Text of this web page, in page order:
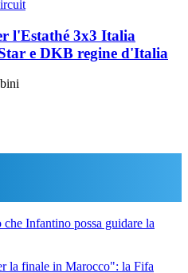
l'Estathé 3x3 Italia
e DKB regine d'Italia
Infantino possa guidare la
la finale in Marocco": la Fifa